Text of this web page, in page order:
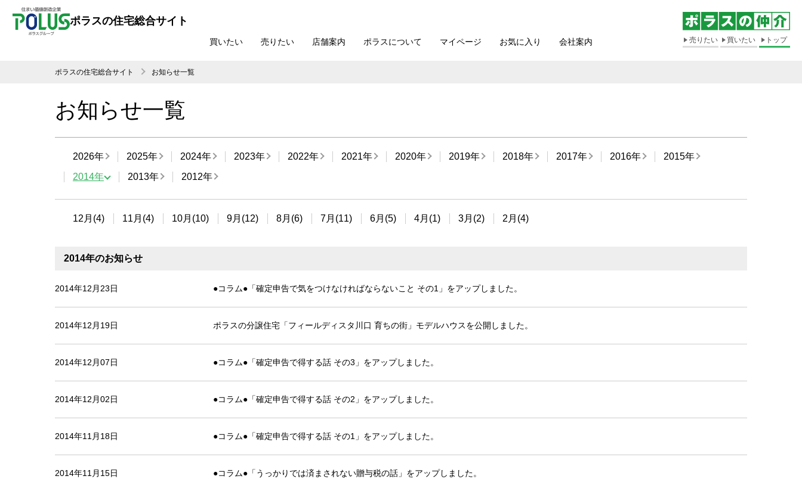
ポラスの住宅総合サイト
買いたい 売りたい 店舗案内 ポラスについて マイページ お気に入り 会社案内 売りたい 買いたい トップ
ポラスの住宅総合サイト お知らせ一覧
お知らせ一覧
2026年 2025年 2024年 2023年 2022年 2021年 2020年 2019年 2018年 2017年 2016年
2015年
2014年
2013年 2012年
12月(4) 11月(4) 10月(10) 9月(12) 8月(6) 7月(11) 6月(5) 4月(1) 3月(2) 2月(4)
2014年のお知らせ
2014年12月23日 ●コラム●「確定申告で気をつけなければならないこと その1」をアップしました。
2014年12月19日 ポラスの分譲住宅「フィールディスタ川口 育ちの街」モデルハウスを公開しました。
2014年12月07日 ●コラム●「確定申告で得する話 その3」をアップしました。
2014年12月02日 ●コラム●「確定申告で得する話 その2」をアップしました。
2014年11月18日 ●コラム●「確定申告で得する話 その1」をアップしました。
2014年11月15日 ●コラム●「うっかりでは済まされない贈与税の話」をアップしました。